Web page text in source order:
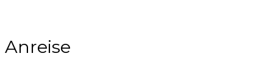
Anreise